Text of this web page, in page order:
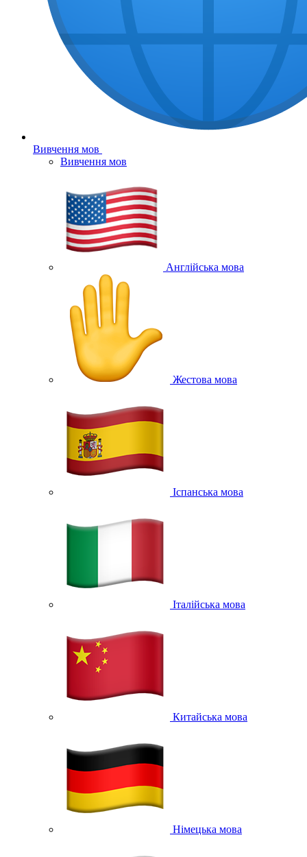
Вивчення мов
Вивчення мов
Англійська мова
Жестова мова
Іспанська мова
Італійська мова
Китайська мова
Німецька мова